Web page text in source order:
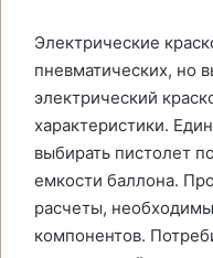
Электрические
пневматических, но
электрический
характеристики.
выбирать пистолет
емкости баллона.
расчеты,
компонентов.